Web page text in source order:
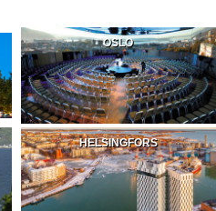
OSLO
HELSINGFORS